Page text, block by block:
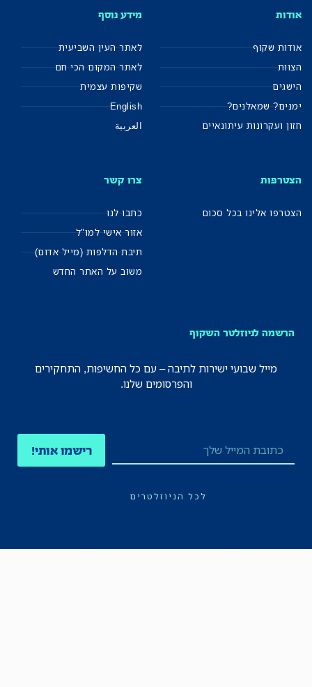
אודות
אודות שקוף
הצוות
הישגים
ימנים? שמאלנים?
חזון ועקרונות עיתונאיים
מידע נוסף
לאתר העין השביעית
לאתר המקום הכי חם
שקיפות עצמית
English
العربية
הצטרפות
הצטרפו אלינו בכל סכום
צרו קשר
כתבו לנו
אזור אישי למו"ל
תיבת הדלפות (מייל אדום)
משוב על האתר החדש
הרשמה לניוזלטר השקוף
מייל שבועי ישירות לתיבה – עם כל החשיפות, התחקירים
והפרסומים שלנו.
רישמו אותי!
לכל הניוזלטרים